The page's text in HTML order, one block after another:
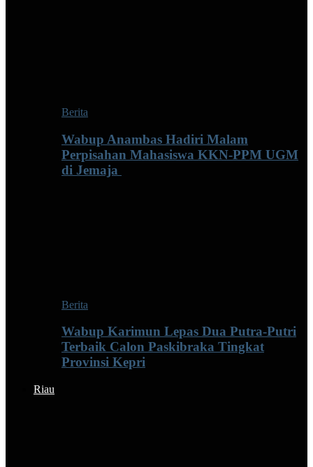
Berita
Wabup Anambas Hadiri Malam
Perpisahan Mahasiswa KKN-PPM UGM
di Jemaja ‎
Berita
Wabup Karimun Lepas Dua Putra-Putri
Terbaik Calon Paskibraka Tingkat
Provinsi Kepri
Riau